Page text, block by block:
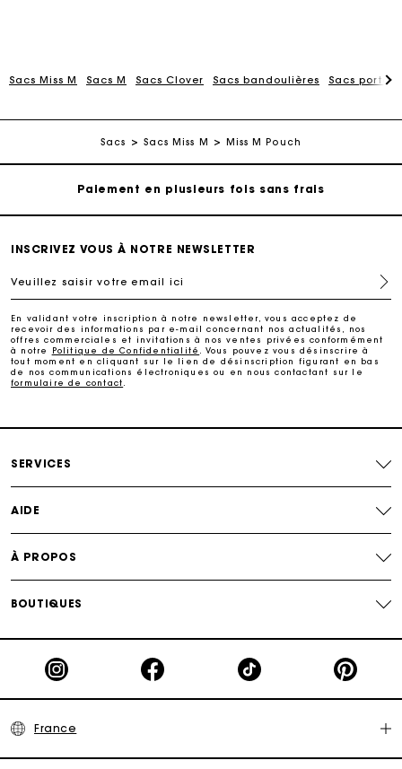
Sacs Miss M Sacs M Sacs Clover Sacs bandoulières Sacs porté
Sacs Sacs Miss M Miss M Pouch
Carte Cadeau Maje : la meilleure façon d'offrir le
Livraison à domicile offerte sous 2 jours ouvrés
Paiement en plusieurs fois sans frais
Echanges & Retours offerts
Suivi de commande
Carte Cadeau Maje : la meilleure façon d'offrir le
cadeau parfait
Livraison à domicile offerte sous 2 jours ouvrés
Echanges & Retours offerts
Carte Cadeau Maje : la meilleure façon d'offrir le
INSCRIVEZ VOUS À NOTRE NEWSLETTER
Veuillez saisir votre email ici
En validant votre inscription à notre newsletter, vous acceptez de
recevoir des informations par e-mail concernant nos actualités, nos
offres commerciales et invitations à nos ventes privées conformément
à notre
Politique de Confidentialité
. Vous pouvez vous désinscrire à
tout moment en cliquant sur le lien de désinscription figurant en bas
de nos communications électroniques ou en nous contactant sur le
formulaire de contact
SERVICES
AIDE
À PROPOS
BOUTIQUES
France